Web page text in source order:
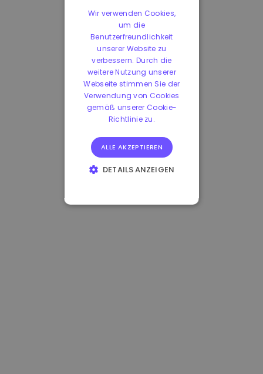
Wir verwenden Cookies,
um die
Benutzerfreundlichkeit
unserer Website zu
verbessern. Durch die
weitere Nutzung unserer
Webseite stimmen Sie der
Verwendung von Cookies
gemäß unserer Cookie-
Richtlinie zu.
ALLE AKZEPTIEREN
DETAILS ANZEIGEN